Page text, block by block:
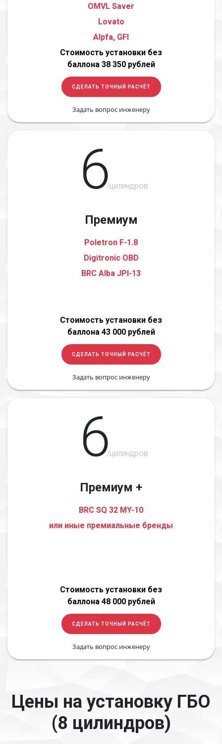
OMVL Saver
Lovato
Alpfa, GFI
Стоимость установки без
баллона 38 350 рублей
СДЕЛАТЬ ТОЧНЫЙ РАСЧЁТ
Задать вопрос инженеру
6/цилиндров
Премиум
Poletron F-1.8
Digitronic OBD
BRC Alba JPI-13
Стоимость установки без
баллона 43 000 рублей
СДЕЛАТЬ ТОЧНЫЙ РАСЧЁТ
Задать вопрос инженеру
6/цилиндров
Премиум +
BRC SQ 32 MY-10
или иные премиальные бренды
Стоимость установки без
баллона 48 000 рублей
СДЕЛАТЬ ТОЧНЫЙ РАСЧЁТ
Задать вопрос инженеру
Цены на установку ГБО
(8 цилиндров)